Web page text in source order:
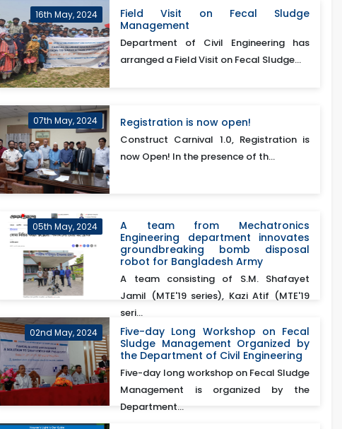
16th May, 2024
Field Visit on Fecal Sludge
Management
Department of Civil Engineering has
arranged a Field Visit on Fecal Sludge...
07th May, 2024 Registration is now open!
Construct Carnival 1.0, Registration is
now Open! In the presence of th...
05th May, 2024
A team from Mechatronics
Engineering department innovates
groundbreaking bomb disposal
robot for Bangladesh Army
A team consisting of S.M. Shafayet
Jamil (MTE'19 series), Kazi Atif (MTE'19
seri...
02nd May, 2024
Five-day Long Workshop on Fecal
Sludge Management Organized by
the Department of Civil Engineering
Five-day long workshop on Fecal Sludge
Management is organized by the
Department...